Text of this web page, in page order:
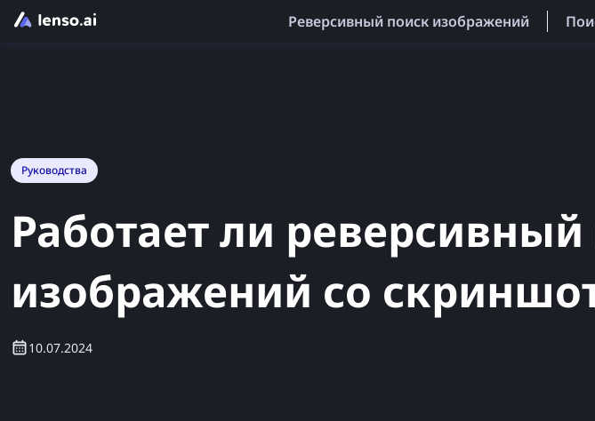
Реверсивный поиск изображений
Руководства
Работает ли
изображений со
10.07.2024